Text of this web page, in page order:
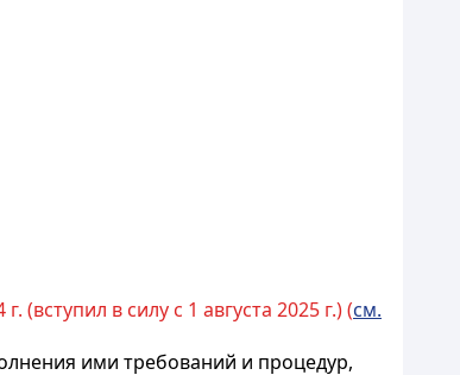
г. (вступил в силу с 1 августа 2025 г.) (см.
ими требований и процедур,